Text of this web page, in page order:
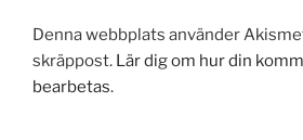
Denna webbplats använder
skräppost. Lär dig om hur din
bearbetas.